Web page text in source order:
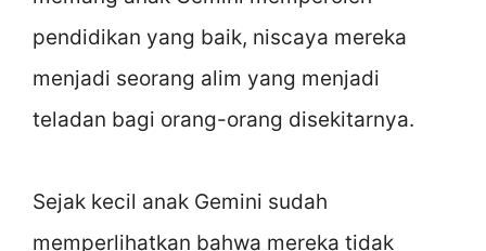
pendidikan yang baik, niscaya mereka
menjadi seorang alim yang menjadi
teladan bagi orang-orang disekitarnya.
Sejak kecil anak Gemini sudah
memperlihatkan bahwa mereka tidak